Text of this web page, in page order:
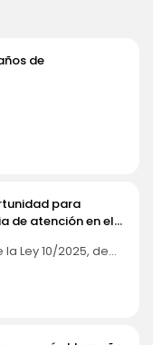
de
para
de atención en el
Ley 10/2025, de
la atención a la